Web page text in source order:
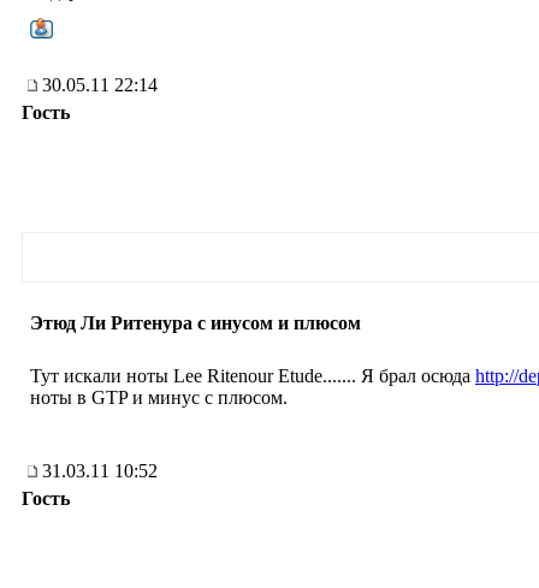
30.05.11 22:14
Гость
Этюд Ли Ритенура с инусом и плюсом
Тут искали ноты Lee Ritenour Etude....... Я брал осюда http://
ноты в GTP и минус с плюсом.
31.03.11 10:52
Гость